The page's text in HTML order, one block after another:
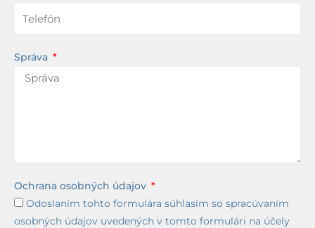
Správa
Ochrana osobných údajov
Odoslaním tohto formulára súhlasím so spracúvaním
osobných údajov uvedených v tomto formulári na účely